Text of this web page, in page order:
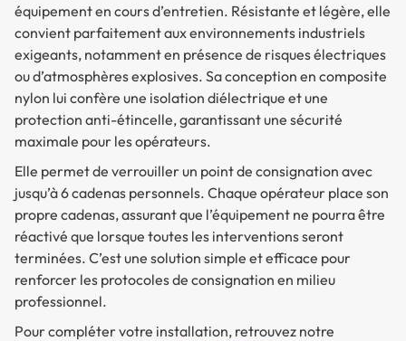
équipement en cours d’entretien. Résistante et légère, elle
convient parfaitement aux environnements industriels
exigeants, notamment en présence de risques électriques
ou d’atmosphères explosives. Sa conception en composite
nylon lui confère une isolation diélectrique et une
protection anti-étincelle, garantissant une sécurité
maximale pour les opérateurs.
Elle permet de verrouiller un point de consignation avec
jusqu’à 6 cadenas personnels. Chaque opérateur place son
propre cadenas, assurant que l’équipement ne pourra être
réactivé que lorsque toutes les interventions seront
terminées. C’est une solution simple et efficace pour
renforcer les protocoles de consignation en milieu
professionnel.
Pour compléter votre installation, retrouvez notre